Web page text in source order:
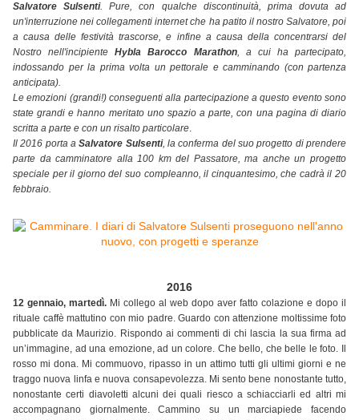
Salvatore Sulsenti. Pure, con qualche discontinuità, prima dovuta ad
un'interruzione nei collegamenti internet che ha patito il nostro Salvatore, poi
a causa delle festività trascorse, e infine a causa della concentrarsi del
Nostro nell'incipienteHybla Barocco Marathon, a cui ha partecipato,
indossando per la prima volta un pettorale e camminando (con partenza
anticipata).
Le emozioni (grandi!) conseguenti alla partecipazione a questo evento sono
state grandi e hanno meritato uno spazio a parte, con una pagina di diario
scritta a parte e con un risalto particolare.
Il 2016 porta aSalvatore Sulsenti, la conferma del suo progetto di prendere
parte da camminatore alla 100 km del Passatore, ma anche un progetto
speciale per il giorno del suo compleanno, il cinquantesimo, che cadrà il 20
febbraio.
2016
12 gennaio, martedì. Mi collego al web dopo aver fatto colazione e dopo il
rituale caffè mattutino con mio padre. Guardo con attenzione moltissime foto
pubblicate da Maurizio. Rispondo ai commenti di chi lascia la sua firma ad
un’immagine, ad una emozione, ad un colore. Che bello, che belle le foto. Il
rosso mi dona. Mi commuovo, ripasso in un attimo tutti gli ultimi giorni e ne
traggo nuova linfa e nuova consapevolezza. Mi sento bene nonostante tutto,
nonostante certi diavoletti alcuni dei quali riesco a schiacciarli ed altri mi
accompagnano giornalmente. Cammino su un marciapiede facendo